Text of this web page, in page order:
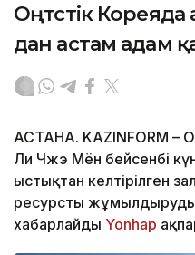
Оңтүстік
дан астам адам
АСТАНА. KAZINFORM –
Ли Чжэ Мён бейсенбі
ыстықтан келтірілген
ресурсты
хабарлайды Yonhap